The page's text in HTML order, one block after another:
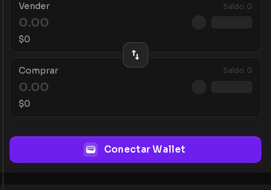
Vender Saldo 0
$0
Comprar Saldo 0
$0
Conectar Wallet